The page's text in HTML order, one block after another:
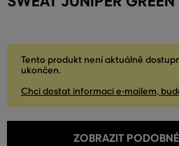
Tento produkt není aktuálně
ukončen.
Chci dostat informaci e-mailem,
ZOBRAZIT